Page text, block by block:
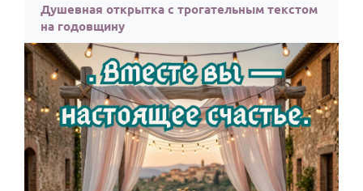
Душевная открытка с трогательным текстом
на годовщину